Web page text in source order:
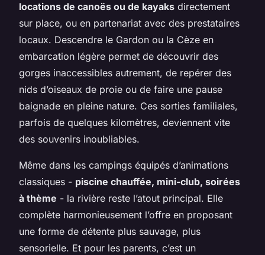
locations de canoës ou de kayaks directement
sur place, ou en partenariat avec des prestataires
locaux. Descendre le Gardon ou la Cèze en
embarcation légère permet de découvrir des
gorges inaccessibles autrement, de repérer des
nids d’oiseaux de proie ou de faire une pause
baignade en pleine nature. Ces sorties familiales,
parfois de quelques kilomètres, deviennent vite
des souvenirs inoubliables.
Même dans les campings équipés d’animations
classiques - piscine chauffée, mini-club, soirées
à thème - la rivière reste l’atout principal. Elle
complète harmonieusement l’offre en proposant
une forme de détente plus sauvage, plus
sensorielle. Et pour les parents, c’est un